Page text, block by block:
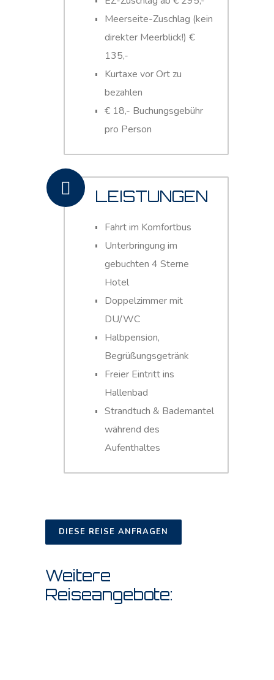
Meerseite-Zuschlag (kein
direkter Meerblick!) €
135,-
Kurtaxe vor Ort zu
bezahlen
€ 18,- Buchungsgebühr
pro Person
LEISTUNGEN
Fahrt im Komfortbus
Unterbringung im
gebuchten 4 Sterne
Hotel
Doppelzimmer mit
DU/WC
Halbpension,
Begrüßungsgetränk
Freier Eintritt ins
Hallenbad
Strandtuch & Bademantel
während des
Aufenthaltes
DIESE REISE ANFRAGEN
Weitere
Reiseangebote: